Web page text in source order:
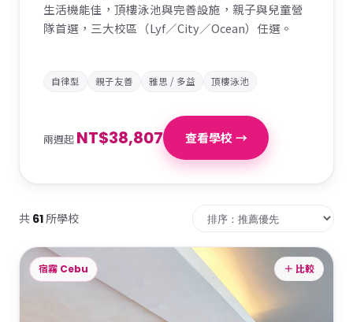
生活機能佳，頂樓泳池與完善設施，親子與兒童營
隊首選，三大校區（Lyf／City／Ocean）任選。
自律型 親子友善 雅思 / 多益 頂樓泳池
兩週起 NT$38,807 查看學校 →
共 61 所學校
宿霧 Cebu ＋ 比較